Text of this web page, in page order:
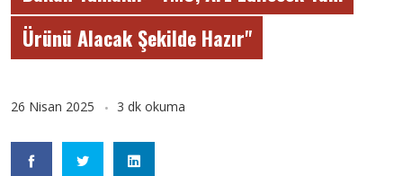
Ürünü Alacak Şekilde Hazır"
26 Nisan 2025 3 dk okuma